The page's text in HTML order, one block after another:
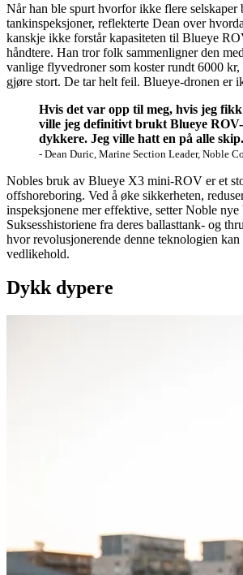
Når han ble spurt hvorfor ikke flere selskaper
tankinspeksjoner, reflekterte Dean over
kanskje ikke forstår kapasiteten til Blueye
håndtere. Han tror folk sammenligner den
vanlige flyvedroner som koster rundt 6000
gjøre stort. De tar helt feil. Blueye-dronen er
Hvis det var opp til meg, hvis jeg fikk
ville jeg definitivt brukt Blueye
dykkere. Jeg ville hatt en på alle
- Dean Duric, Marine Section Leader, Noble
Nobles bruk av Blueye X3 mini-ROV er et
offshoreboring. Ved å øke sikkerheten,
inspeksjonene mer effektive, setter Noble nye
Suksesshistoriene fra deres ballasttank- og
hvor revolusjonerende denne teknologien
vedlikehold.
Dykk dypere